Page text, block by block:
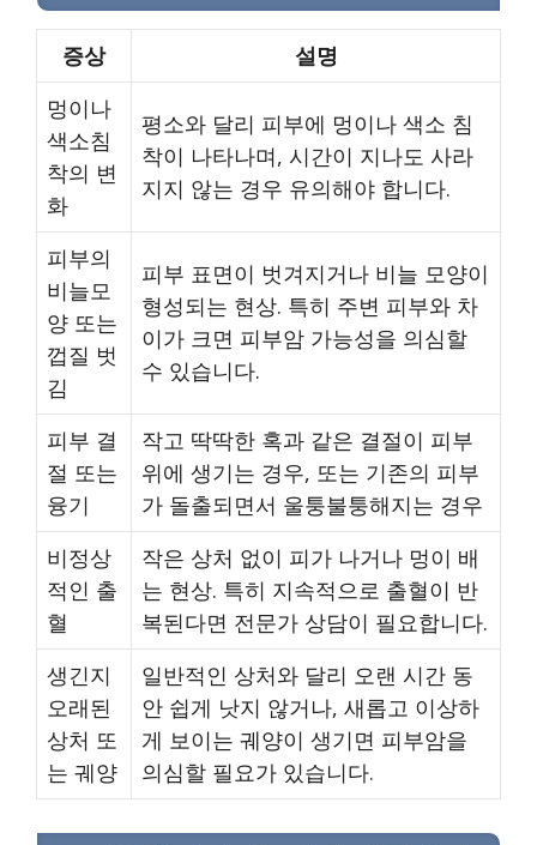
증상
설명
멍이나
색소침
착의 변
화
평소와 달리 피부에 멍이나 색소 침
착이 나타나며, 시간이 지나도 사라
지지 않는 경우 유의해야 합니다.
피부의
비늘모
양 또는
껍질 벗
김
피부 표면이 벗겨지거나 비늘 모양이
형성되는 현상. 특히 주변 피부와 차
이가 크면 피부암 가능성을 의심할
수 있습니다.
피부 결
절 또는
융기
작고 딱딱한 혹과 같은 결절이 피부
위에 생기는 경우, 또는 기존의 피부
가 돌출되면서 울퉁불퉁해지는 경우
비정상
적인 출
혈
작은 상처 없이 피가 나거나 멍이 배
는 현상. 특히 지속적으로 출혈이 반
복된다면 전문가 상담이 필요합니다.
생긴지
오래된
상처 또
는 궤양
일반적인 상처와 달리 오랜 시간 동
안 쉽게 낫지 않거나, 새롭고 이상하
게 보이는 궤양이 생기면 피부암을
의심할 필요가 있습니다.